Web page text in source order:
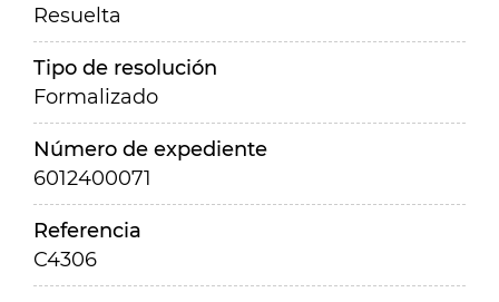
Resuelta
Tipo de resolución
Formalizado
Número de expediente
6012400071
Referencia
C4306